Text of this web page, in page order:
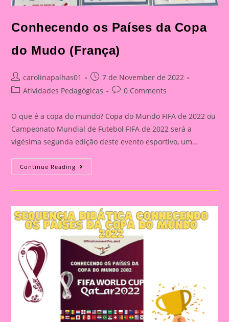
Conhecendo os Países da Copa
do Mudo (França)
Post
author:
carolinapalhas01
Post
published:
7 de November de 2022
PostAtividades Pedagógicas
Post0 Comments
O que é a copa do mundo? Copa do Mundo FIFA de 2022 ou
Campeonato Mundial de Futebol FIFA de 2022 será a
vigésima segunda edição deste evento esportivo, um…
Continue Reading Conhecendo
Os
Da
Mudo
(França)